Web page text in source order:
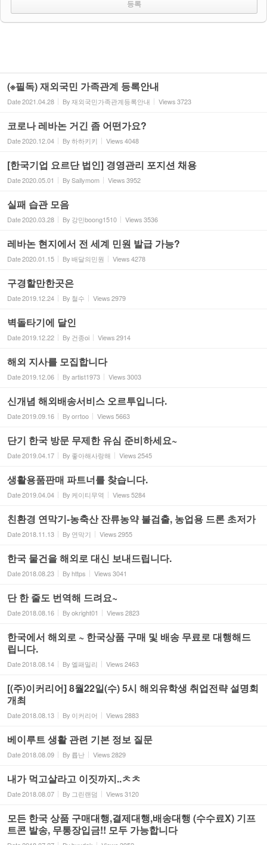
(※필독) 재외국민 가족관계 등록안내
Date2021.04.28 By재외국민가족관계등록안내 Views3723
코로나 레바논 거긴 좀 어떤가요?
Date2020.12.04 By하하키키 Views4048
[한국기업 요르단 법인] 경영관리 포지션 채용
Date2020.05.01 BySallymom Views3952
실패 습관 모음
Date2020.03.28 By 강민boong1510 Views3536
레바논 현지에서 전 세계 민원 발급 가능?
Date2020.01.15 By배달의민원 Views4278
구경할만한곳은
Date2019.12.24 By 철수 Views2979
벽돌타기에 달인
Date2019.12.22 By 건종oi Views2914
해외 지사를 모집합니다
Date2019.12.06 Byartist1973 Views3003
신개념 해외배송서비스 오르투입니다.
Date2019.09.16 Byorrtoo Views5663
단기 한국 방문 무제한 유심 준비하세요~
Date2019.04.17 By 좋아해사랑해 Views2545
생활용품판매 파트너를 찾습니다.
Date2019.04.04 By 케이티무역 Views5284
친환경 연막기-농축산 잔류농약 불검출, 농업용 드론 초저가
Date2018.11.13 By 연막기 Views2955
한국 물건을 해외로 대신 보내드립니다.
Date2018.08.23 Byhttps Views3041
단 한 줄도 번역해 드려요~
Date2018.08.16 Byokright01 Views2823
한국에서 해외로 ~ 한국상품 구매 및 배송 무료로 대행해드
립니다.
Date2018.08.14 By엘패밀리 Views2463
[(주)이커리어] 8월22일(수) 5시 해외유학생 취업전략 설명회
개최
Date2018.08.13 By 이커리어 Views2883
베이루트 생활 관련 기본 정보 질문
Date2018.08.09 By 륩난 Views2829
내가 먹고살라고 이짓까지..ㅊㅊ
Date2018.08.07 By 그린랜덤 Views3120
모든 한국 상품 구매대행,결제대행,배송대행 (수수료X) 기프
트콘 발송, 무통장입금!! 모두 가능합니다